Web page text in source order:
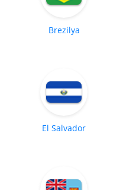
Brezilya
El Salvador